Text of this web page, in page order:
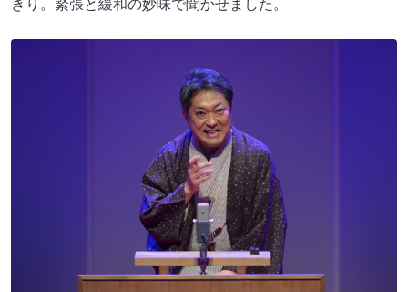
きり。緊張と緩和の妙味で聞かせました。